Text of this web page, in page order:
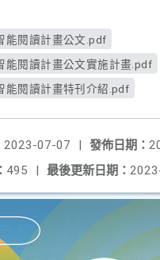
能閱讀計畫公文.pdf
能閱讀計畫公文實施計畫.pdf
能閱讀計畫特刊介紹.pdf
發佈日期：
2023-07-07
|
最後更新日期：
495 |